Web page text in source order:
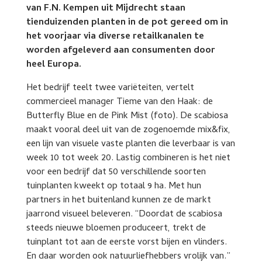
van F.N. Kempen uit Mijdrecht staan
tienduizenden planten in de pot gereed om in
het voorjaar via diverse retailkanalen te
worden afgeleverd aan consumenten door
heel Europa.
Het bedrijf teelt twee variëteiten, vertelt
commercieel manager Tieme van den Haak: de
Butterfly Blue en de Pink Mist (foto). De scabiosa
maakt vooral deel uit van de zogenoemde mix&fix,
een lijn van visuele vaste planten die leverbaar is van
week 10 tot week 20. Lastig combineren is het niet
voor een bedrijf dat 50 verschillende soorten
tuinplanten kweekt op totaal 9 ha. Met hun
partners in het buitenland kunnen ze de markt
jaarrond visueel beleveren. “Doordat de scabiosa
steeds nieuwe bloemen produceert, trekt de
tuinplant tot aan de eerste vorst bijen en vlinders.
En daar worden ook natuurliefhebbers vrolijk van.”